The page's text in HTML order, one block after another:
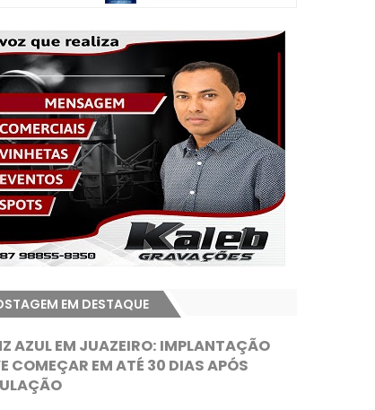
EM DESTAQUE
AZUL EM JUAZEIRO: IMPLANTAÇÃO
COMEÇAR EM ATÉ 30 DIAS APÓS